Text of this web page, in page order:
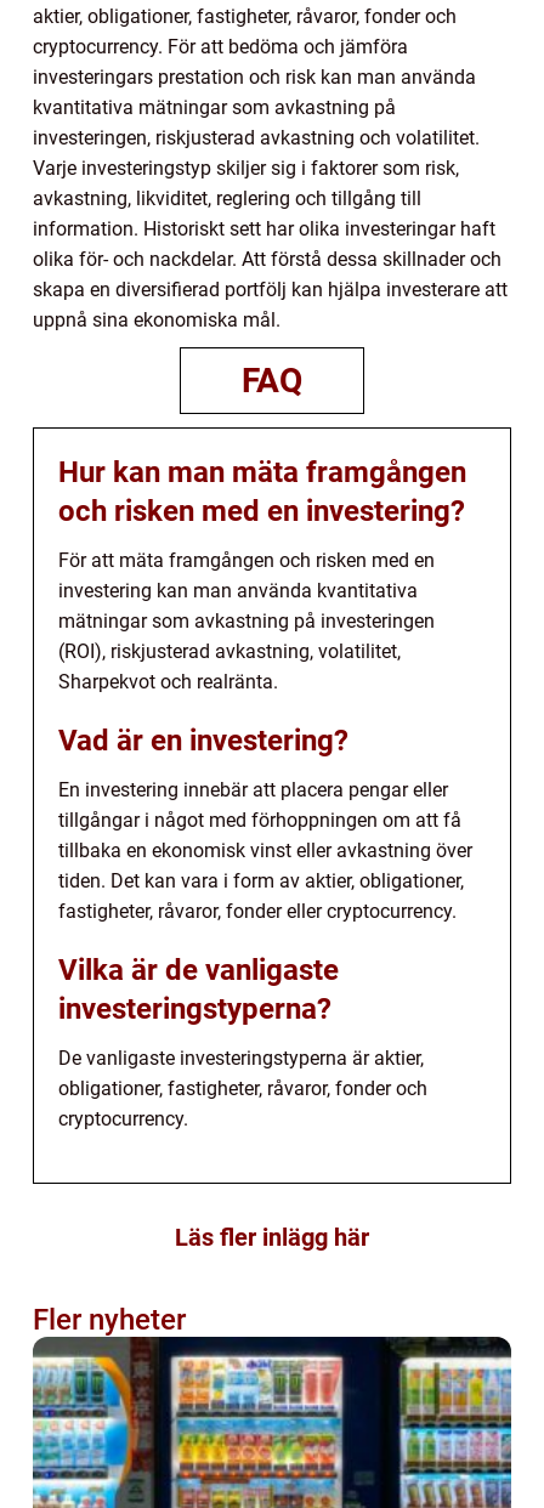
aktier, obligationer, fastigheter, råvaror, fonder och
cryptocurrency. För att bedöma och jämföra
investeringars prestation och risk kan man använda
kvantitativa mätningar som avkastning på
investeringen, riskjusterad avkastning och volatilitet.
Varje investeringstyp skiljer sig i faktorer som risk,
avkastning, likviditet, reglering och tillgång till
information. Historiskt sett har olika investeringar haft
olika för- och nackdelar. Att förstå dessa skillnader och
skapa en diversifierad portfölj kan hjälpa investerare att
uppnå sina ekonomiska mål.
FAQ
Hur kan man mäta framgången
och risken med en investering?
För att mäta framgången och risken med en
investering kan man använda kvantitativa
mätningar som avkastning på investeringen
(ROI), riskjusterad avkastning, volatilitet,
Sharpekvot och realränta.
Vad är en investering?
En investering innebär att placera pengar eller
tillgångar i något med förhoppningen om att få
tillbaka en ekonomisk vinst eller avkastning över
tiden. Det kan vara i form av aktier, obligationer,
fastigheter, råvaror, fonder eller cryptocurrency.
Vilka är de vanligaste
investeringstyperna?
De vanligaste investeringstyperna är aktier,
obligationer, fastigheter, råvaror, fonder och
cryptocurrency.
Läs fler inlägg här
Fler nyheter